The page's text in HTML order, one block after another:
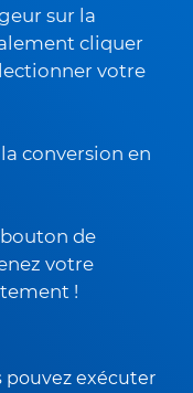
sur la
cliquer
votre
conversion en
de
votre
!
pouvez exécuter